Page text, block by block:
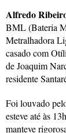
Alfredo
BML (Bateria
Metralhadora
casado com
de Joaquim
residente
Foi louvado
esteve até às
manteve